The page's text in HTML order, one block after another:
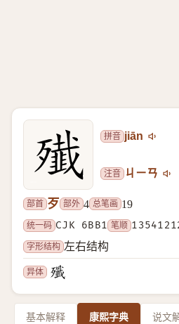
拼音 jiān
注音 ㄐㄧㄢ
部首 歹 部外 4 总笔画 19
统一码 CJK 6BB1 笔顺
字形结构 左右结构
异体
基本解释 康熙字典 说文